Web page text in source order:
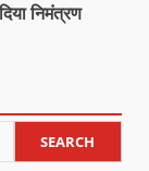
निमंत्रण
SEARCH